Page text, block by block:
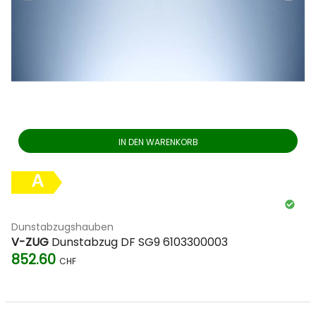
IN DEN WARENKORB
A
Dunstabzugshauben
V-ZUG Dunstabzug DF SG9 6103300003
852.60 CHF